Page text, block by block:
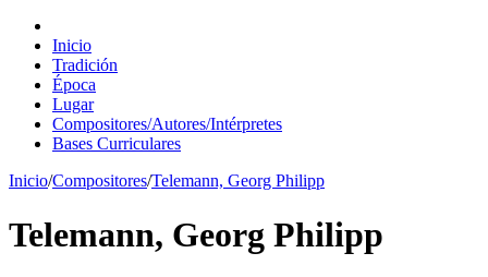
Inicio
Tradición
Época
Lugar
Compositores/Autores/Intérpretes
Bases Curriculares
Inicio/Compositores/Telemann, Georg Philipp
Telemann, Georg Philipp